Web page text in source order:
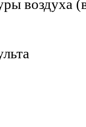
воздуха